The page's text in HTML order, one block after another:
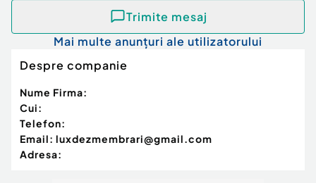
Trimite mesaj
Mai multe anunțuri ale utilizatorului
Despre companie
Nume Firma:
Cui:
Telefon:
Email: luxdezmembrari@gmail.com
Adresa: